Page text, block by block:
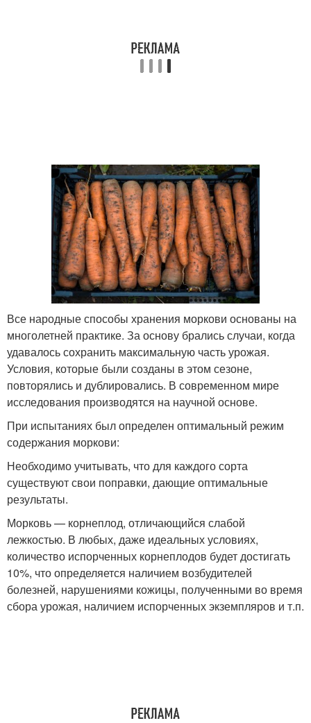
Все народные способы хранения моркови основаны на
многолетней практике. За основу брались случаи, когда
удавалось сохранить максимальную часть урожая.
Условия, которые были созданы в этом сезоне,
повторялись и дублировались. В современном мире
исследования производятся на научной основе.
При испытаниях был определен оптимальный режим
содержания моркови:
Необходимо учитывать, что для каждого сорта
существуют свои поправки, дающие оптимальные
результаты.
Морковь — корнеплод, отличающийся слабой
лежкостью. В любых, даже идеальных условиях,
количество испорченных корнеплодов будет достигать
10%, что определяется наличием возбудителей
болезней, нарушениями кожицы, полученными во время
сбора урожая, наличием испорченных экземпляров и т.п.